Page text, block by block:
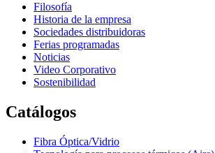
Filosofía
Historia de la empresa
Sociedades distribuidoras
Ferias programadas
Noticias
Video Corporativo
Sostenibilidad
Catálogos
Fibra Óptica/Vidrio